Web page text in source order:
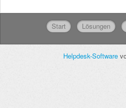
Start Lösungen
Helpdesk-Software